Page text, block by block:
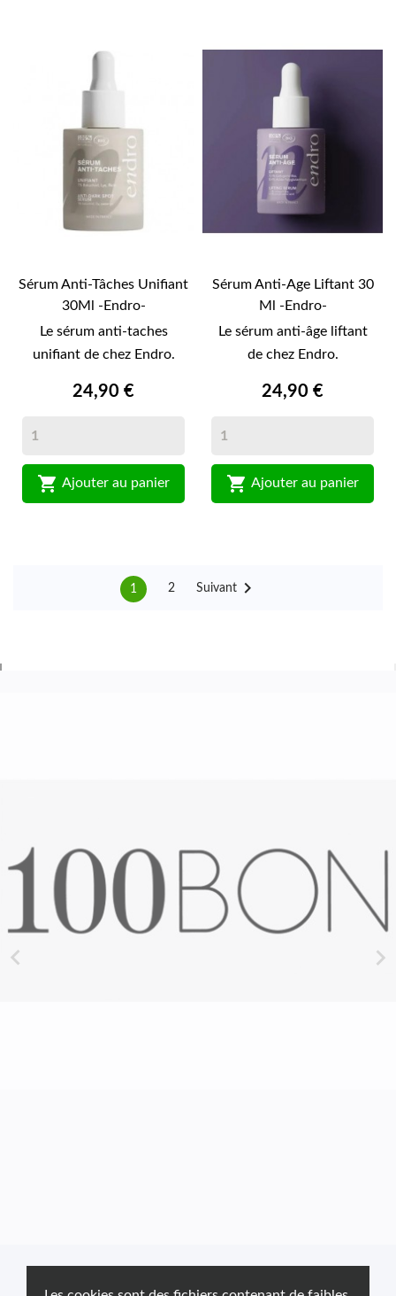
Sérum Anti-Tâches Unifiant
30Ml -Endro-
Le sérum anti-taches
unifiant de chez Endro.
24,90 €
 Ajouter au panier
Sérum Anti-Age Liftant 30
Ml -Endro-
Le sérum anti-âge liftant
de chez Endro.
24,90 €
 Ajouter au panier
1 2 Suivant 
 